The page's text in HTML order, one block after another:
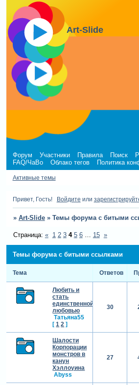
Art-Slide
Форум Участники Правила Поиск
FAQ/ЧаВо
Облако тегов Политика
Активные темы
Привет, Гость! Войдите или
» Art-Slide » Темы форума с битыми
Темы форума с битыми ссылками
Страница: « 1 2 3 4 5 6 … 15 »
Тема Ответов
Любить и
стать
единственной
любовью
Татьяна55
[ 1 2 ]
30
Шалости
Корпорации
монстров в
канун
Хэллоуина
Abyss
27